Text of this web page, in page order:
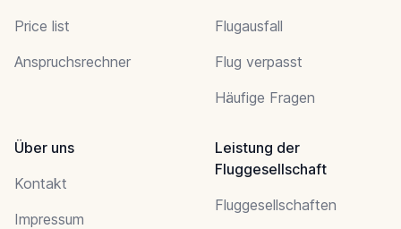
Price list
Anspruchsrechner
Flugausfall
Flug verpasst
Häufige Fragen
Über uns
Kontakt
Impressum
Leistung der
Fluggesellschaft
Fluggesellschaften